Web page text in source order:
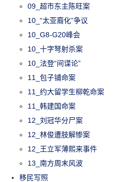
09_超市东主陈旺案
10_“太亚裔化”争议
10_G8-G20峰会
10_十字弩射杀案
10_法登“间谍论”
11_包子铺命案
11_约大留学生柳乾命案
11_韩建国命案
12_刘冠华分尸案
12_林俊遭肢解惨案
12_王立军薄熙来事件
13_南方周末风波
移民写照